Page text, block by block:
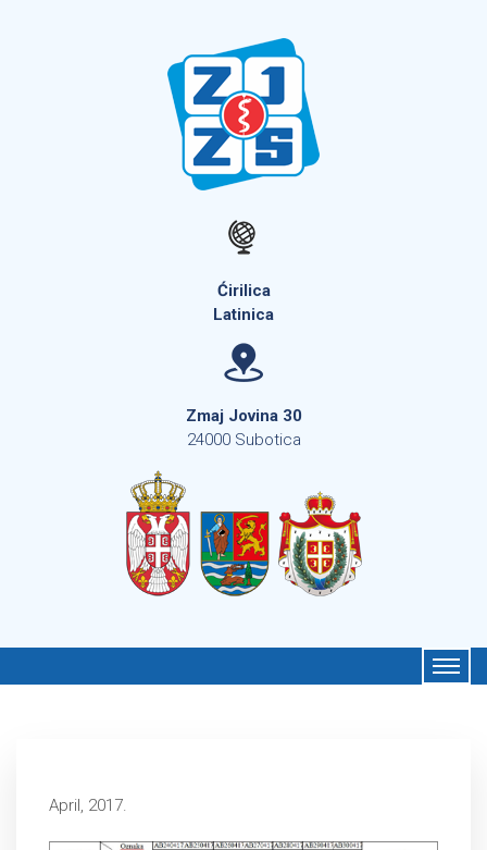
Ćirilica
Latinica
Zmaj Jovina 30
24000 Subotica
April, 2017.